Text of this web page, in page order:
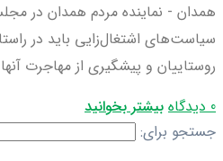
همدان - نماینده مردم همدان در
سیاست‌های اشتغال‌زایی باید در
روستاییان و پیشگیری از مهاجرت
0 دیدگاه
بیشتر بخوانید
جستجو برای: